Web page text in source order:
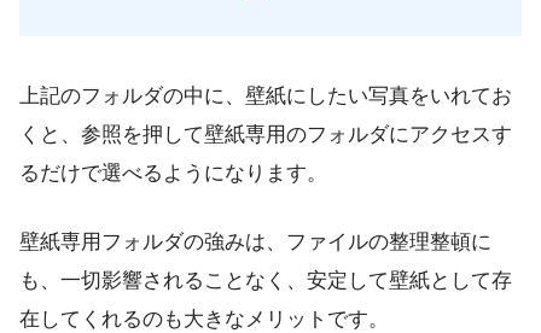
上記のフォルダの中に、壁紙にしたい写真をいれてお
くと、参照を押して壁紙専用のフォルダにアクセスす
るだけで選べるようになります。
壁紙専用フォルダの強みは、ファイルの整理整頓に
も、一切影響されることなく、安定して壁紙として存
在してくれるのも大きなメリットです。